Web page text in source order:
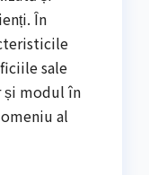
În
sale
și modul în
al